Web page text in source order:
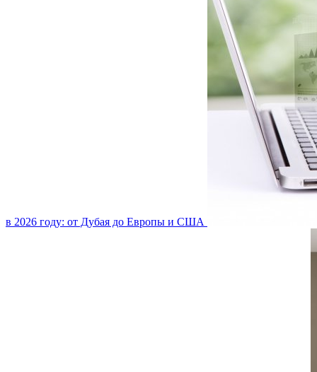
в 2026 году: от Дубая до Европы и США